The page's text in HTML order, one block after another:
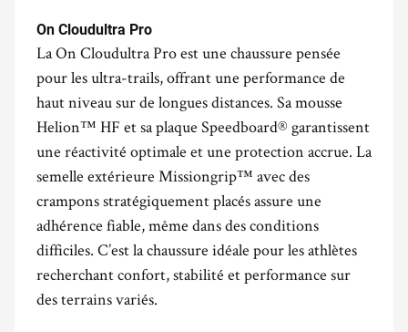
On Cloudultra Pro
La On Cloudultra Pro est une chaussure pensée
pour les ultra-trails, offrant une performance de
haut niveau sur de longues distances. Sa mousse
Helion™ HF et sa plaque Speedboard® garantissent
une réactivité optimale et une protection accrue. La
semelle extérieure Missiongrip™ avec des
crampons stratégiquement placés assure une
adhérence fiable, même dans des conditions
difficiles. C’est la chaussure idéale pour les athlètes
recherchant confort, stabilité et performance sur
des terrains variés.